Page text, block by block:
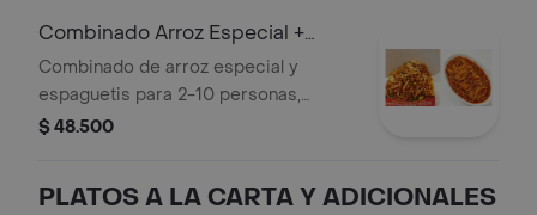
Combinado Arroz Especial +
Spaguettis
Combinado de arroz especial y
espaguetis para 2-10 personas,
porciones medianas a mega.
$ 48.500
PLATOS A LA CARTA Y ADICIONALES